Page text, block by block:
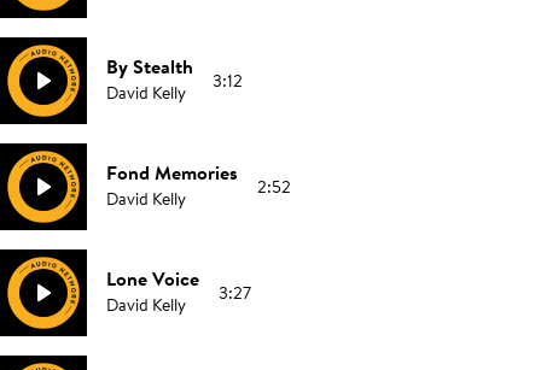
By Stealth
David Kelly 3:12
Fond Memories
David Kelly 2:52
Lone Voice
David Kelly 3:27